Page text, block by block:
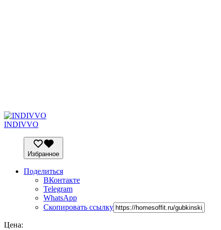
INDIVVO
Избранное
Поделиться
ВКонтакте
Telegram
WhatsApp
Скопировать ссылку
Цена: